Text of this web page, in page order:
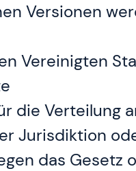
Versionen
Vereinigten
die Verteilung
Jurisdiktion
das